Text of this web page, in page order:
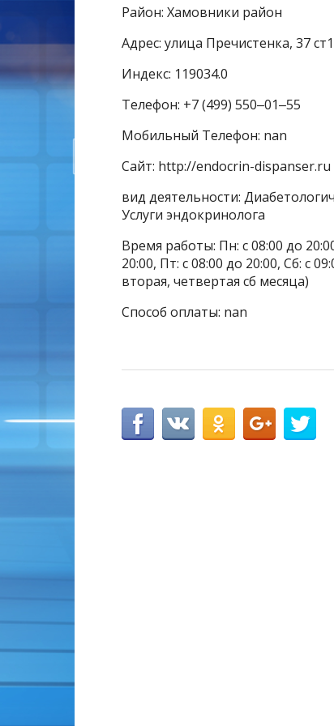
Район: Хамовники район
Адрес: улица Пречистенка, 37 ст1
Индекс: 119034.0
Телефон: +7 (499) 550‒01‒55
Мобильный Телефон: nan
Сайт: http://endocrin-dispanser.ru
вид деятельности:
Услуги эндокринолога
Время работы: Пн: с 08:00 до
20:00, Пт: с 08:00 до 20:00, Сб: с
вторая, четвертая сб месяца)
Способ оплаты: nan